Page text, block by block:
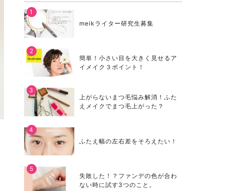
meikライター研究生募集
簡単！小さい目を大きく見せるア
イメイク３ポイント！
上がらないまつ毛悩み解消！ふた
えメイクでまつ毛上がった？
ふたえ幅の左右差をそろえたい！
失敗した！？ファンデの色が合わ
ない時に試す3つのこと。